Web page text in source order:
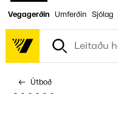
Vegagerðin Umferðin Sjólag
Útboð